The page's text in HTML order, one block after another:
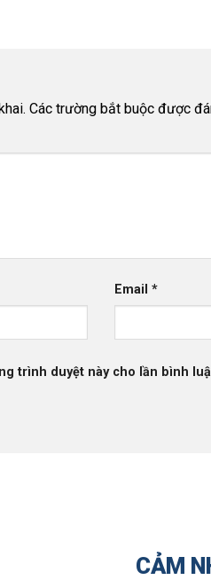
Các trường bắt buộc được
Email*
trình duyệt này cho lần bình
CẢM